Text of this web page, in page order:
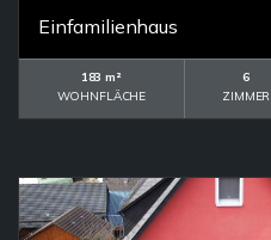
Einfamilienhaus
183 m²
WOHNFLÄCHE
6
ZIMMER